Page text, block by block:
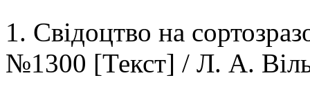
1. Свідоцтво на
№1300 [Текст] / Л. А.